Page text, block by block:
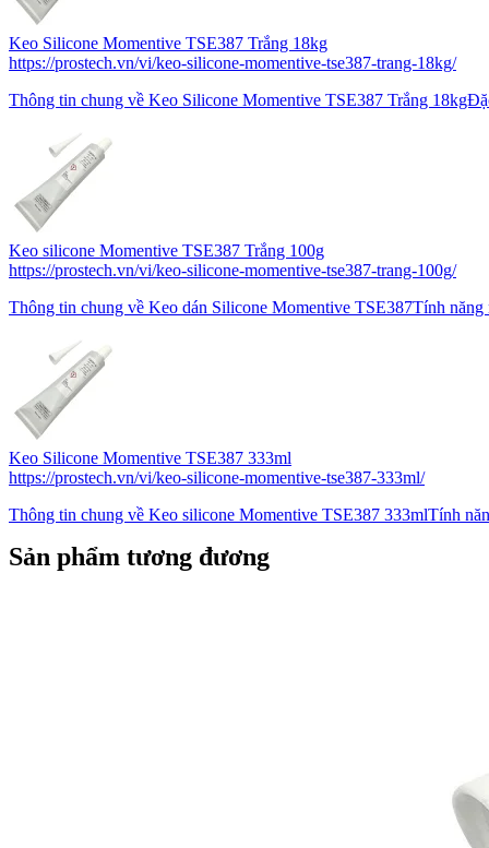
Keo Silicone Momentive TSE387 Trắng 18kg
https://prostech.vn/vi/keo-silicone-momentive-tse387-trang-18kg/
Thông tin chung về Keo Silicone Momentive TSE387 Trắng
Keo silicone Momentive TSE387 Trắng 100g
https://prostech.vn/vi/keo-silicone-momentive-tse387-trang-100g/
Thông tin chung về Keo dán Silicone Momentive TSE387Tính
Keo Silicone Momentive TSE387 333ml
https://prostech.vn/vi/keo-silicone-momentive-tse387-333ml/
Thông tin chung về Keo silicone Momentive TSE387 333mlTính
Sản phẩm tương đương